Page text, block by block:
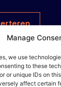
Manage
we use
to these
or unique IDs on
affect certain